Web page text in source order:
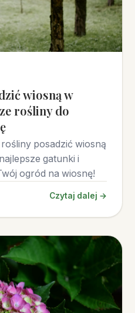
wiosną w
rośliny do
posadzić wiosną
gatunki i
ogród na wiosnę!
Czytaj dalej →